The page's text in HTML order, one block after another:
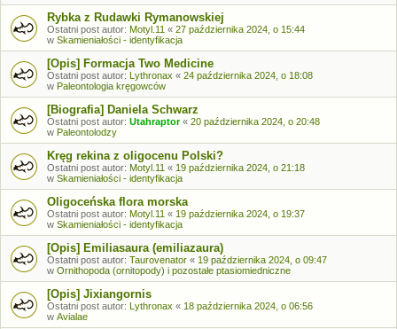
Rybka z Rudawki Rymanowskiej
Ostatni post autor: Motyl.11 « 27 października 2024, o 15:44
w Skamieniałości - identyfikacja
[Opis] Formacja Two Medicine
Ostatni post autor: Lythronax « 24 października 2024, o 18:08
w Paleontologia kręgowców
[Biografia] Daniela Schwarz
Ostatni post autor: Utahraptor« 20 października 2024, o 20:48
w Paleontolodzy
Kręg rekina z oligocenu Polski?
Ostatni post autor: Motyl.11 « 19 października 2024, o 21:18
w Skamieniałości - identyfikacja
Oligoceńska flora morska
Ostatni post autor: Motyl.11 « 19 października 2024, o 19:37
w Skamieniałości - identyfikacja
[Opis] Emiliasaura (emiliazaura)
Ostatni post autor: Taurovenator « 19 października 2024, o 09:47
w Ornithopoda (ornitopody) i pozostałe ptasiomiedniczne
[Opis] Jixiangornis
Ostatni post autor: Lythronax « 18 października 2024, o 06:56
w Avialae